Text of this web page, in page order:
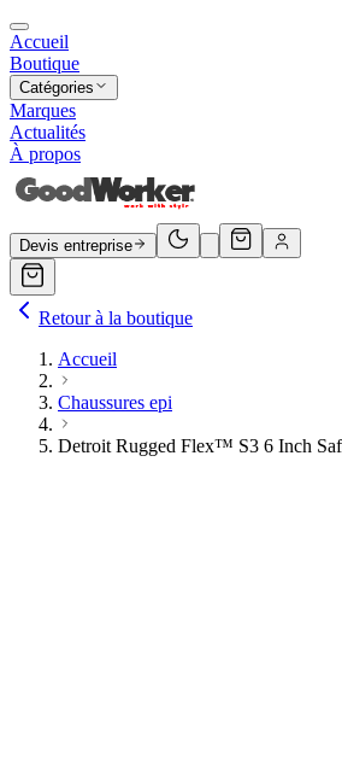
Accueil
Boutique
Catégories
Marques
Actualités
À propos
Devis entreprise
Retour à la boutique
Accueil
Chaussures epi
Detroit Rugged Flex™ S3 6 Inch